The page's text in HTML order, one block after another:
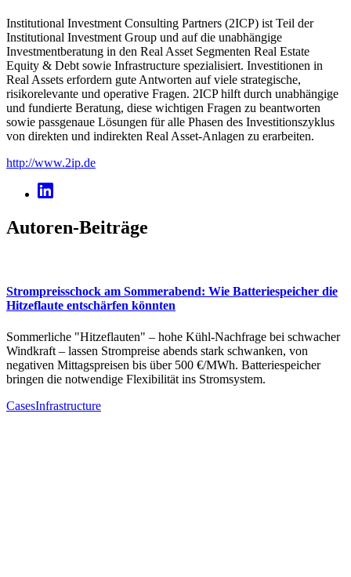
Institutional Investment Consulting Partners (2ICP) ist Teil der
Institutional Investment Group und auf die unabhängige
Investmentberatung in den Real Asset Segmenten Real Estate
Equity & Debt sowie Infrastructure spezialisiert. Investitionen in
Real Assets erfordern gute Antworten auf viele strategische,
risikorelevante und operative Fragen. 2ICP hilft durch unabhängige
und fundierte Beratung, diese wichtigen Fragen zu beantworten
sowie passgenaue Lösungen für alle Phasen des Investitionszyklus
von direkten und indirekten Real Asset-Anlagen zu erarbeiten.
http://www.2ip.de
Autoren-Beiträge
Strompreisschock am Sommerabend: Wie Batteriespeicher die
Hitzeflaute entschärfen könnten
Sommerliche "Hitzeflauten" – hohe Kühl-Nachfrage bei schwacher
Windkraft – lassen Strompreise abends stark schwanken, von
negativen Mittagspreisen bis über 500 €/MWh. Batteriespeicher
bringen die notwendige Flexibilität ins Stromsystem.
CasesInfrastructure